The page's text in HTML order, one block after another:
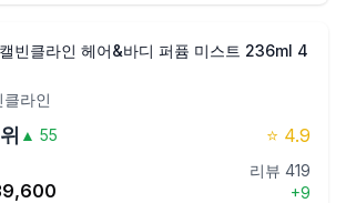
빈클라인 헤어&바디 퍼퓸 미스트 236ml 4
클라인
위 ▲ 55 ⭐ 4.9
리뷰 419
+9